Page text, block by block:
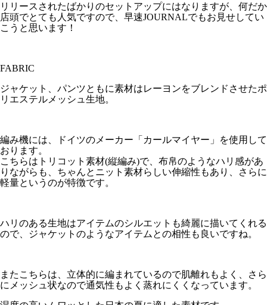
リリースされたばかりのセットアップにはなりますが、何だか
店頭でとても人気ですので、早速JOURNALでもお見せしてい
こうと思います！
FABRIC
ジャケット、パンツともに素材はレーヨンをブレンドさせたポ
リエステルメッシュ生地。
編み機には、ドイツのメーカー「カールマイヤー」を使用して
おります。
こちらはトリコット素材(縦編み)で、布帛のようなハリ感があ
りながらも、ちゃんとニット素材らしい伸縮性もあり、さらに
軽量というのが特徴です。
ハリのある生地はアイテムのシルエットも綺麗に描いてくれる
ので、ジャケットのようなアイテムとの相性も良いですね。
またこちらは、立体的に編まれているので肌離れもよく、さら
にメッシュ状なので通気性もよく蒸れにくくなっています。